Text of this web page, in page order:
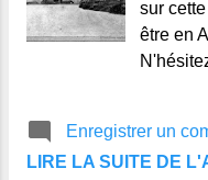
sur
être en
Enregistrer un
LIRE LA SUITE DE